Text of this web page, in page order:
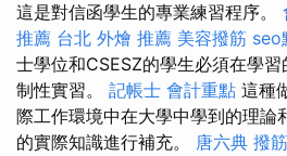
這是對信函學生的專業練習程序。
推薦 台北 外燴 推薦 美容撥筋 seo
士學位和CSESZ的學生必須在學
制性實習。 記帳士 會計重點 這種
際工作環境中在大學中學到的理論
的實際知識進行補充。 唐六典 撥筋